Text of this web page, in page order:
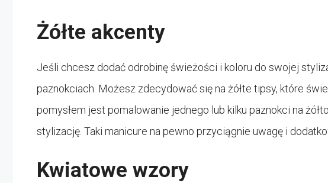
Żółte akcenty
Jeśli chcesz dodać odrobinę świeżości i koloru do swojej
paznokciach. Możesz zdecydować się na żółte tipsy, które
pomysłem jest pomalowanie jednego lub kilku paznokci na
stylizację. Taki manicure na pewno przyciągnie uwagę i
Kwiatowe wzory